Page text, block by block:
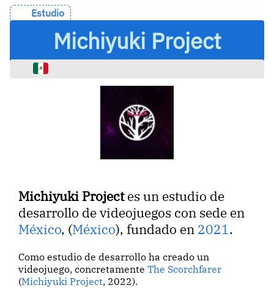
Estudio
Michiyuki Project
Michiyuki Projectes un estudio de
desarrollo de videojuegos con sede en
México, (México), fundado en 2021.
Como estudio de desarrollo ha creado un
videojuego, concretamenteThe Scorchfarer
(Michiyuki Project, 2022).